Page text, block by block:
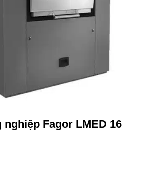
nghiệp Fagor LMED 16